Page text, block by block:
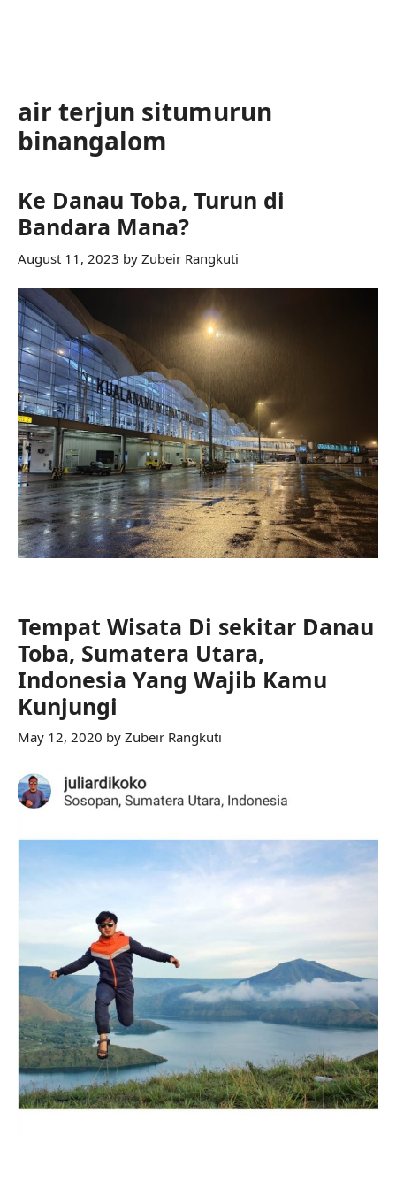
air terjun situmurun
binangalom
Ke Danau Toba, Turun di
Bandara Mana?
August 11, 2023 by Zubeir Rangkuti
Tempat Wisata Di sekitar Danau
Toba, Sumatera Utara,
Indonesia Yang Wajib Kamu
Kunjungi
May 12, 2020 by Zubeir Rangkuti